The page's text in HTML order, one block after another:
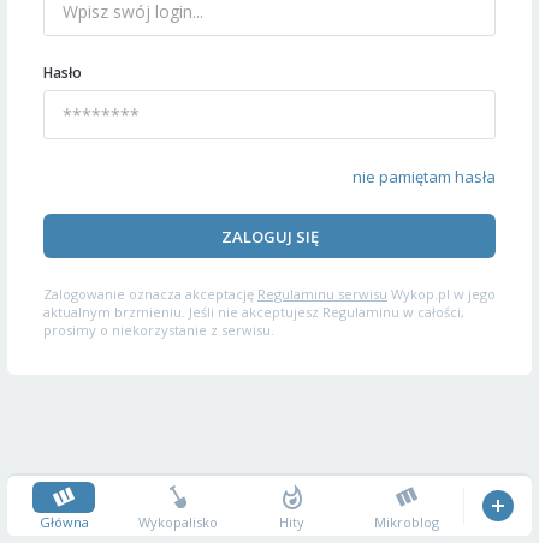
Hasło
nie pamiętam hasła
ZALOGUJ SIĘ
Zalogowanie oznacza akceptację Regulaminu serwisu Wykop.pl w jego
aktualnym brzmieniu. Jeśli nie akceptujesz Regulaminu w całości,
prosimy o niekorzystanie z serwisu.
Główna Wykopalisko Hity Mikroblog